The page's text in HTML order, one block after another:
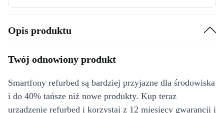
Opis produktu
Twój odnowiony produkt
Smartfony refurbed są bardziej przyjazne dla środowiska
i do 40% tańsze niż nowe produkty. Kup teraz
urządzenie refurbed i korzystaj z 12 miesięcy gwarancji i